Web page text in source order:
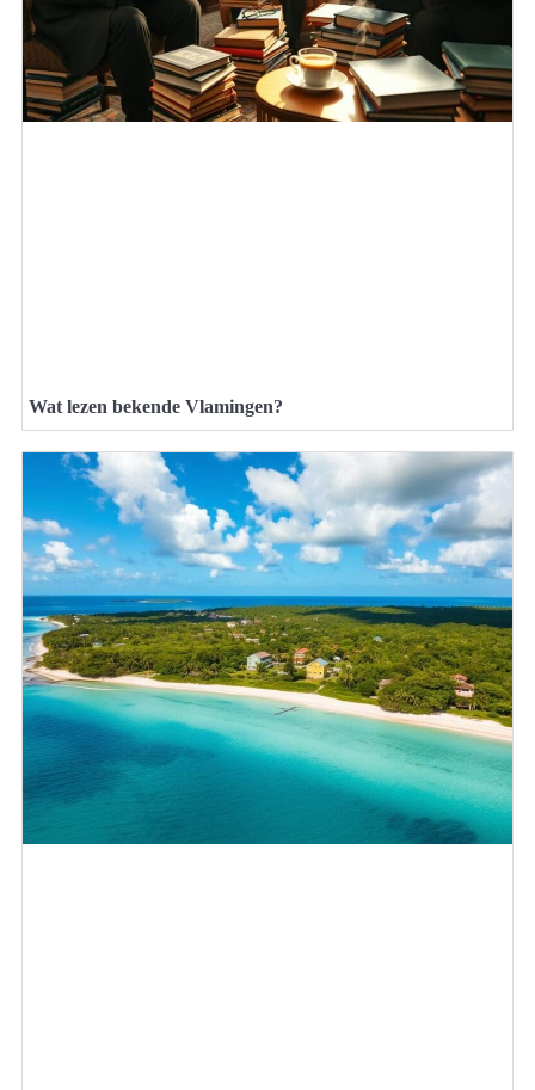
Wat lezen bekende Vlamingen?